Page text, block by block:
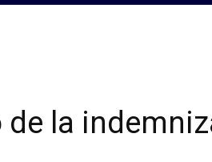
de la